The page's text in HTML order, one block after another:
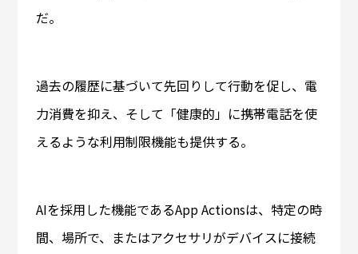
だ。
過去の履歴に基づいて先回りして行動を促し、電
力消費を抑え、そして「健康的」に携帯電話を使
えるような利用制限機能も提供する。
AIを採用した機能であるApp Actionsは、特定の時
間、場所で、またはアクセサリがデバイスに接続